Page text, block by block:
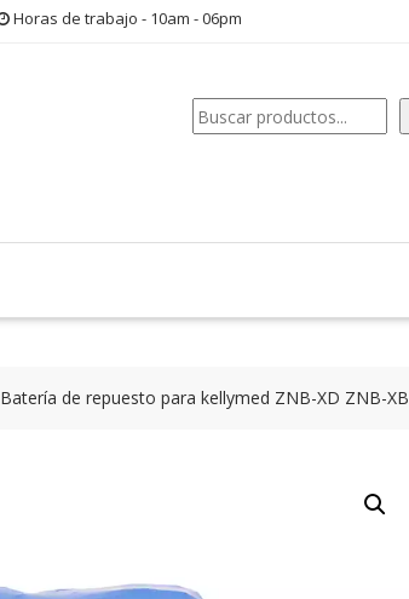
Horas de trabajo - 10am - 06pm
Buscar
Batería de repuesto para kellymed ZNB-XD ZNB-XB